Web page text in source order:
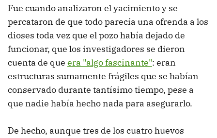
Fue cuando analizaron el yacimiento y se
percataron de que todo parecía una ofrenda a los
dioses toda vez que el pozo había dejado de
funcionar, que los investigadores se dieron
cuenta de que era "algo fascinante": eran
estructuras sumamente frágiles que se habían
conservado durante tantísimo tiempo, pese a
que nadie había hecho nada para asegurarlo.
De hecho, aunque tres de los cuatro huevos